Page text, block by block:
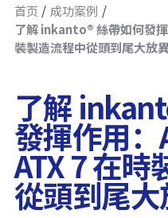
首页
成功案例
了解 inkanto® 絲帶如何發
裝製造流程中從頭到尾大放
了解
發揮作用：
ATX 7 在時
從頭到尾